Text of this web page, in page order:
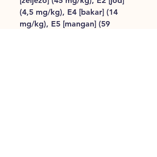
(4,5 mg/kg), E4 [bakar] (14
mg/kg), E5 [mangan] (59